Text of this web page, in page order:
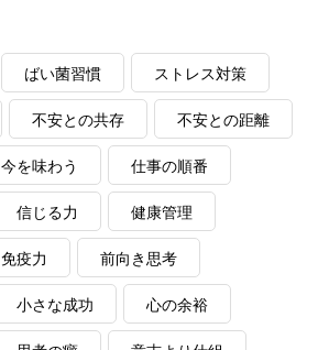
ばい菌習慣 ストレス対策
不安との共存 不安との距離
今を味わう 仕事の順番
信じる力 健康管理
免疫力 前向き思考
小さな成功 心の余裕